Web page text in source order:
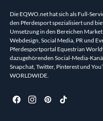
Die EQWO.net hat sich als Full-
den Pferdesport spezialisiert und
Umsetzung in den Bereichen
Webdesign, Social Media, PR und
Pferdesportportal Equestrian
dazugehörenden Social-Media-
Snapchat, Twitter, Pinterest und
WORLDWIDE.